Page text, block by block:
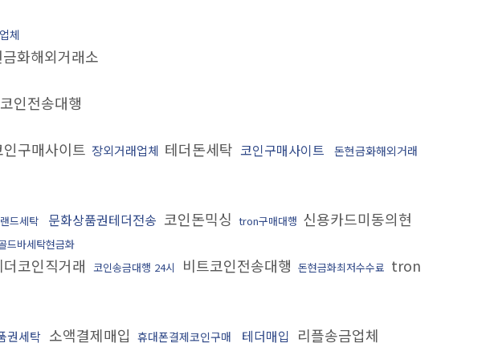
체
화해외거래소
인전송대행
인구매사이트 장외거래업체 테더돈세탁 코인구매사이트
돈현금화해외거래
드세탁 문화상품권테더전송 코인돈믹싱 tron구매대행 신용카드미동의현
드바세탁현금화
더코인직거래 코인송금대행 24시 비트코인전송대행 돈현금화최저수수료 tron
권세탁 소액결제매입 휴대폰결제코인구매 테더매입 리플송금업체